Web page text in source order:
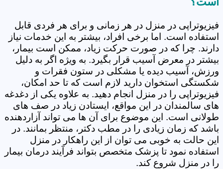
فیزیوتراپی در منزل در هر زمانی و برای هر فردی قابل
استفاده است. اما برخی افراد، بیشتر به این خدمات نیاز
دارند. چرا که در صورت حرکت زیاد، ممکن است بیمار،
بیشتر در معرض آسیب قرار بگیرد. به ویژه اگر به دلیل
ورزش، آسیب دیده یا مشکلی در ستون فقرات و
شکستگی استخوان دارید لازم است که تا حد امکان،
فیزیوتراپی را در منزل انجام دهید. به علاوه یکی از دغدغه
های سالمندان در این مواقع، ایستادن زیاد در صف های
طولانی است. این موضوع برای آن ها می تواند آزاردهنده
باشد که زمان زیادی را در مطب دکتر، منتظر بمانند. در
این حالت به خوبی می توان از این راهکار در منزل
استفاده نمود تا پزشک متخصص بتواند فرآیند درمان بیمار
را در منزل شروع کند.